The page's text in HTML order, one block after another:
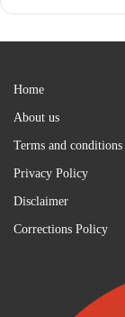
Home
About us
Terms and conditions
Privacy Policy
Disclaimer
Corrections Policy